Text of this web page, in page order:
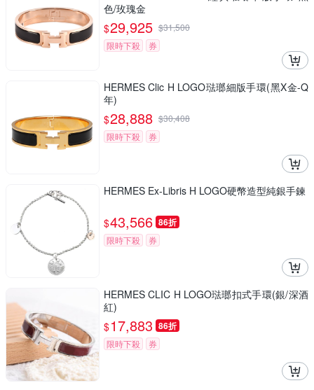
色/玫瑰金
$29,925 $31,500
限時下殺
券
HERMES Clic H LOGO琺瑯細版手環(黑X金-Q
年)
$28,888 $30,408
限時下殺
券
HERMES Ex-Libris H LOGO硬幣造型純銀手鍊
$43,566 86折
限時下殺 券
HERMES CLIC H LOGO琺瑯扣式手環(銀/深酒
紅)
$17,883 86折
限時下殺 券